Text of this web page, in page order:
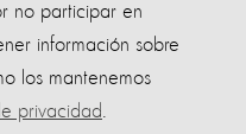
no participar en
información sobre
los mantenemos
privacidad.